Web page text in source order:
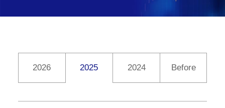
2026 2025 2024 Before